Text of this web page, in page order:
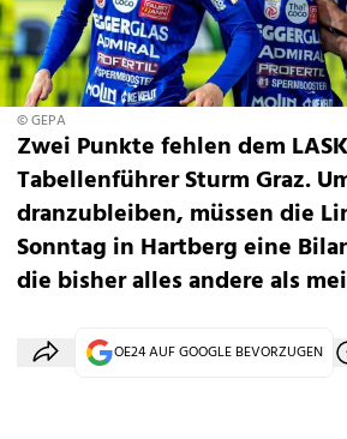
© GEPA
Zwei Punkte fehlen dem
Tabellenführer Sturm Graz.
dranzubleiben, müssen die
Sonntag in Hartberg eine
die bisher alles andere als
OE24 AUF GOOGLE BEVORZUGEN